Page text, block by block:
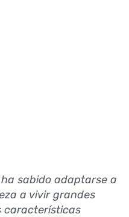
sabido adaptarse a
a vivir grandes
características